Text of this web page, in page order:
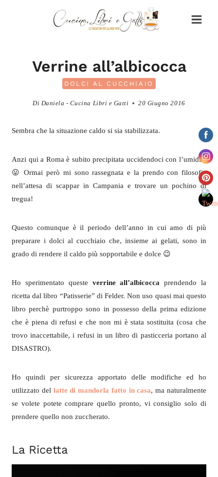
Verrine all’albicocca
DOLCI AL CUCCHIAIO
Di Daniela - Cucina Libri e Gatti 20 Giugno 2016
Sembra che la situazione caldo si sia stabilizzata.
Anzi qui a Roma è subito precipitata uccidendoci con l’umidità
😛 Ormai però mi sono rassegnata e la prendo con filosofia
nell’attesa di scappar in Campania e trovare un pochino di
tregua!
Questo comunque è il periodo dell’anno in cui amo di più
preparare i dolci al cucchiaio che, insieme ai gelati, sono in
grado di rendere il caldo più sopportabile e dolce 😉
Ho sperimentato queste verrine all’albicocca prendendo la
ricetta dal libro “Patisserie” di Felder. Non uso quasi mai questo
libro perchè purtroppo sono in possesso della prima edizione
che è piena di refusi e che non mi è stata sostituita (cosa che
trovo inaccettabile, i refusi in un libro di pasticceria portano al
DISASTRO).
Ho quindi per sicurezza apportato delle modifiche ed ho
utilizzato del latte di mandorla fatto in casa, ma naturalmente
se volete potete comprare quello pronto, vi consiglio solo di
prendere quello non zuccherato.
La Ricetta